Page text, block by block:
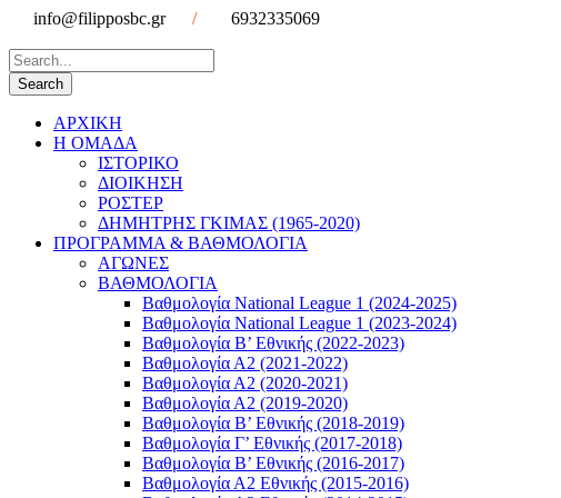
info@filipposbc.gr / 6932335069
ΑΡΧΙΚΗ
Η ΟΜΑΔΑ
ΙΣΤΟΡΙΚΟ
ΔΙΟΙΚΗΣΗ
ΡΟΣΤΕΡ
ΔΗΜΗΤΡΗΣ ΓΚΙΜΑΣ (1965-2020)
ΠΡΟΓΡΑΜΜΑ & ΒΑΘΜΟΛΟΓΙΑ
ΑΓΩΝΕΣ
ΒΑΘΜΟΛΟΓΙΑ
Βαθμολογία National League 1 (2024-2025)
Βαθμολογία National League 1 (2023-2024)
Βαθμολογία Β’ Εθνικής (2022-2023)
Βαθμολογία Α2 (2021-2022)
Βαθμολογία Α2 (2020-2021)
Βαθμολογία Α2 (2019-2020)
Βαθμολογία B’ Εθνικής (2018-2019)
Βαθμολογία Γ’ Εθνικής (2017-2018)
Βαθμολογία Β’ Εθνικής (2016-2017)
Βαθμολογία Α2 Εθνικής (2015-2016)